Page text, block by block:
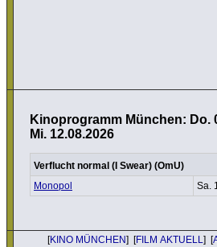
Kinoprogramm München: Do.
Mi. 12.08.2026
Verflucht normal (I Swear) (OmU)
Monopol
Sa.
[KINO MÜNCHEN] [FILM AKTUELL ] [